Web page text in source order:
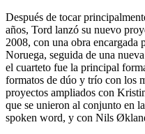
Después de tocar
años, Tord lanzó su nuevo
2008, con una obra encargada
Noruega, seguida de una
el cuarteto fue la principal
formatos de dúo y trío con los
proyectos ampliados con
que se unieron al conjunto en
spoken word, y con Nils